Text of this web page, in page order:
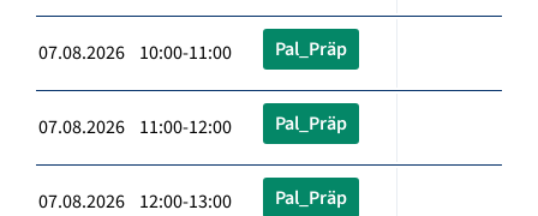
07.08.2026 10:00-11:00 Pal_Präp
07.08.2026 11:00-12:00 Pal_Präp
07.08.2026 12:00-13:00 Pal_Präp